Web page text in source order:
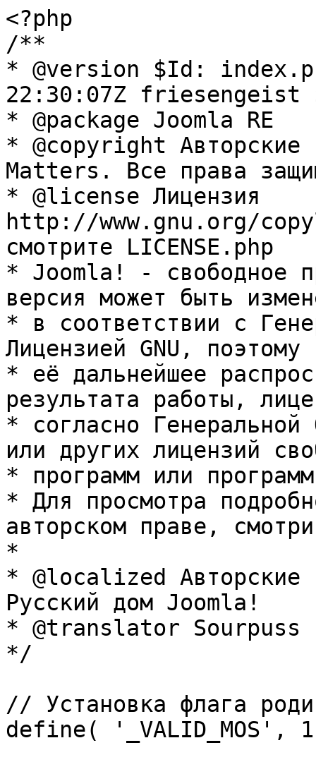
<?php
/**
* @version $Id:
22:30:07Z friesengeist
* @package Joomla RE
* @copyright Авторские
Matters. Все права
* @license Лицензия
http://www.gnu.org/
смотрите LICENSE.php
* Joomla! - свободное
версия может быть
* в соответствии с
Лицензией GNU, поэтому
* её дальнейшее
результата работы,
* согласно Генеральной
или других лицензий
* программ или
* Для просмотра
авторском праве,
*
* @localized Авторские
Русский дом Joomla!
* @translator Sourpuss
*/
// Установка флага
define( '_VALID_MOS',